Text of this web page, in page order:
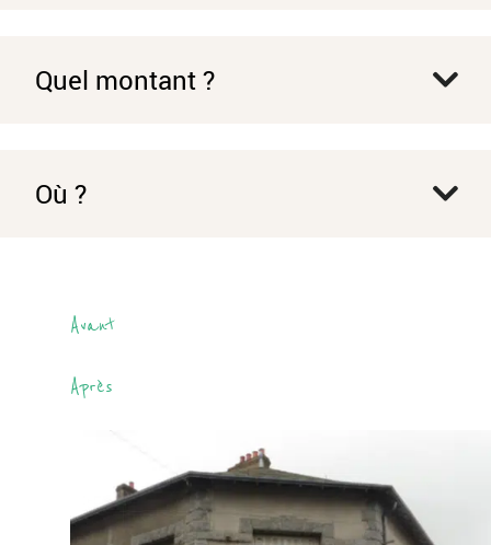
Quel montant ?
Où ?
Avant
Après